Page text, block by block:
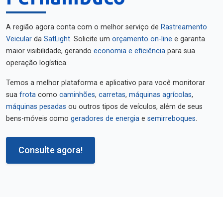
A região agora conta com o melhor serviço de Rastreamento
Veicular da SatLight. Solicite um orçamento on-line e garanta
maior visibilidade, gerando economia e eficiência para sua
operação logística.
Temos a melhor plataforma e aplicativo para você monitorar
sua frota como caminhões, carretas, máquinas agrícolas,
máquinas pesadas ou outros tipos de veículos, além de seus
bens-móveis como geradores de energia e semirreboques.
Consulte agora!